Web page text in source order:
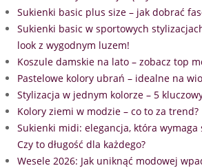
Sukienki basic plus size – jak dobrać
Sukienki basic w sportowych
look z wygodnym luzem!
Koszule damskie na lato – zobacz top
Pastelowe kolory ubrań – idealne na
Stylizacja w jednym kolorze – 5
Kolory ziemi w modzie – co to za trend?
Sukienki midi: elegancja, która
Czy to długość dla każdego?
Wesele 2026: Jak uniknąć modowej